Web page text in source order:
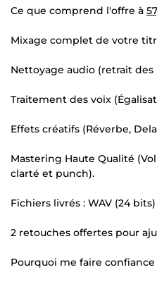
Ce que comprend l'offre à
Mixage complet de votre
Nettoyage audio (retrait
Traitement des voix
Effets créatifs (Réverbe,
Mastering Haute Qualité
clarté et punch).
Fichiers livrés : WAV (24
2 retouches offertes pour
Pourquoi me faire confiance